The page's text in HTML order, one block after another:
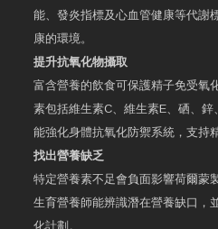
能、發炎指標及心血管健康等代謝
康的環境。
提升抗氧化物攝取
富含營養的飲食可保護精子免受氧
素包括維生素C、維生素E、硒、
能強化身體抗氧化防禦系統，支持
找出營養缺乏
特定營養素不足會負面影響荷爾蒙
生育營養師能辨識潛在營養缺口，
化計劃。